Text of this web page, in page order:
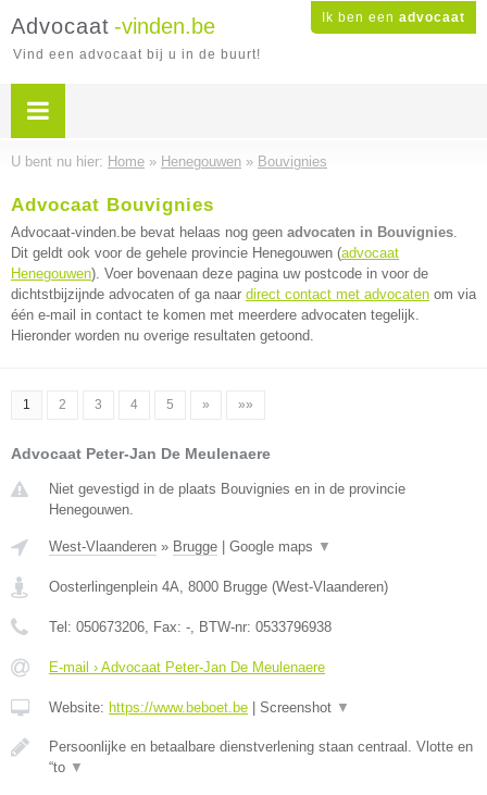
Ik ben een advocaat
Advocaat -vinden.be
Vind een advocaat bij u in de buurt!
U bent nu hier: Home » Henegouwen » Bouvignies
Advocaat Bouvignies
Advocaat-vinden.be bevat helaas nog geen advocaten in Bouvignies.
Dit geldt ook voor de gehele provincie Henegouwen (advocaat
Henegouwen). Voer bovenaan deze pagina uw postcode in voor de
dichtstbijzijnde advocaten of ga naar direct contact met advocaten om via
één e-mail in contact te komen met meerdere advocaten tegelijk.
Hieronder worden nu overige resultaten getoond.
1 2 3 4 5 » »»
Advocaat Peter-Jan De Meulenaere
Niet gevestigd in de plaats Bouvignies en in de provincie
Henegouwen.
West-Vlaanderen » Brugge Google maps ▼
Oosterlingenplein 4A, 8000 Brugge (West-Vlaanderen)
Tel: 050673206, Fax: -, BTW-nr: 0533796938
E-mail › Advocaat Peter-Jan De Meulenaere
Website: https://www.beboet.be Screenshot ▼
Persoonlijke en betaalbare dienstverlening staan centraal. Vlotte en
“to ▼